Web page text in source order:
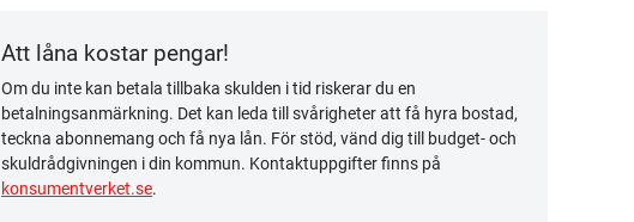
Att låna kostar pengar!
Om du inte kan betala tillbaka skulden i tid riskerar du en
betalningsanmärkning. Det kan leda till svårigheter att få hyra bostad,
teckna abonnemang och få nya lån. För stöd, vänd dig till budget- och
skuldrådgivningen i din kommun. Kontaktuppgifter finns på
konsumentverket.se.